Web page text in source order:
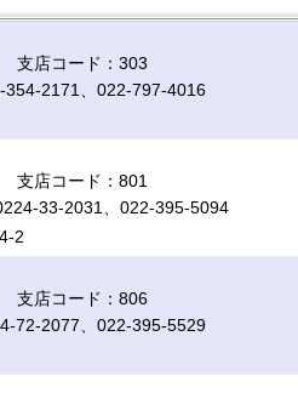
支店コード：303
2171、022-797-4016
支店コード：801
33-2031、022-395-5094
2
支店コード：806
72-2077、022-395-5529